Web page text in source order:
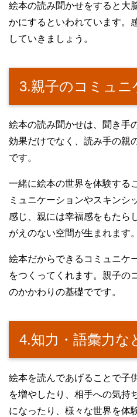
絵本の読み聞かせをすると大
かにするといわれています。
していきましょう。
3.親子のコミュニ
絵本の読み聞かせは、聞き手
効果だけでなく、読み手の親
です。
一緒に絵本の世界を体験する
ミュニケーションやスキンシ
感じ、親には幸福感をもたら
がえのない空間が生まれます。
絵本だからできるコミュニケ
をつくってくれます。親子の
のかかわりの基礎でです。
4.知力・語彙力な
絵本を読んであげることで子
を増やしたり、相手への気持
になったり、様々な世界を体